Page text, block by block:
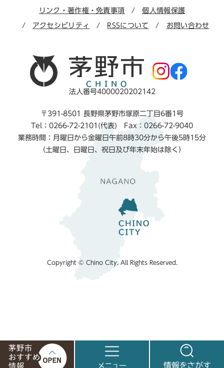
リンク・著作権・免責事項 個人情報保護
アクセシビリティ RSSについて お問い合わせ
法人番号4000020202142
〒391-8501 長野県茅野市塚原二丁目6番1号
Tel：0266-72-2101(代表) Fax：0266-72-9040
業務時間：月曜日から金曜日午前8時30分から午後5時15分
（土曜日、日曜日、祝日及び年末年始は除く）
Copyright © Chino City. All Rights Reserved.